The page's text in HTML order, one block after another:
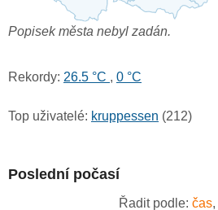
Popisek města nebyl zadán.
Rekordy: 26.5 °C , 0 °C
Top uživatelé: kruppessen (212)
Poslední počasí
Řadit podle: čas,